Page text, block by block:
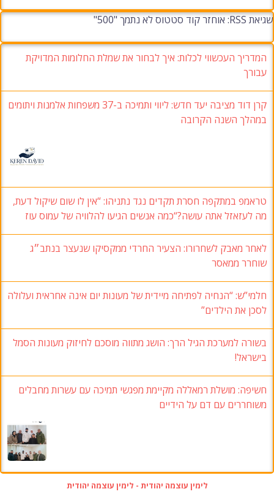
שגיאת RSS: אוחזר קוד סטטוס לא נתמך "500"
המדריך העכשווי לכלות: איך לבחור את שמלת החלומות המדויקת
עבורך
קרן דוד מציבה יעד חדש: ליווי ותמיכה ב-37 משפחות אלמנות ויתומים
במהלך השנה הקרובה
טראמפ במתקפה חסרת תקדים נגד נתניהו: “אין לו שום שיקול דעת,
מה לעזאזל אתה עושה?“כמה אנשים הגיעו להלוויה של עמוס עוז
לאחר מאבק לשחרורו: הצעיר החרדי ממקסיקו שנעצר בנתב״ג
שוחרר ממאסר
חלמי”ש: “הנחיה לפתיחה מיידית של מעונות יום אינה אחראית ועלולה
לסכן את הילדים”
בשורה למערכת הגיל הרך: הושג מתווה מוסכם לחיזוק מעונות הסמל
בישראל!
חשיפה: מושלת רמאללה מקיימת מפגשי תמיכה עם עשרות מחבלים
משוחררים עם דם על הידיים
לימין עוצמה יהודית - לימין עוצמה יהודית